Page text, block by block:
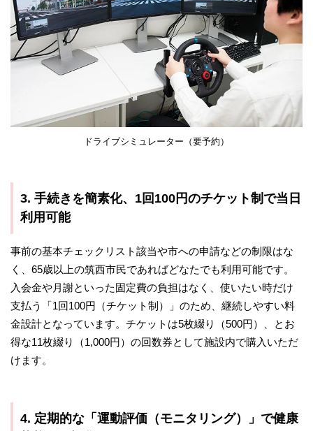
ドライブシミュレーター（要予約）
3. 手続きを簡素化、1回100円のチケット制で当日
利用可能
事前の基本チェックリスト該当や市への申請などの制限はな
く、65歳以上の筑西市民であればどなたでも利用可能です。
入会金や月謝といった固定費の負担はなく、使いたい時だけ
支払う「1回100円（チケット制）」のため、継続しやすい料
金設計となっています。チケットは5枚綴り（500円）、とお
得な11枚綴り（1,000円）の回数券として施設内で購入いただ
けます。
4. 定期的な「運動評価（モニタリング）」で健康